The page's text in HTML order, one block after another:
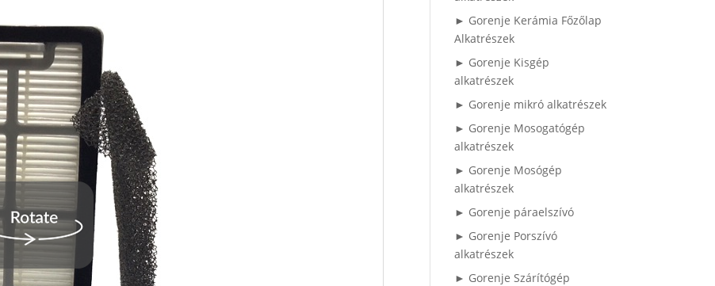
► Gorenje Kerámia Főzőlap
Alkatrészek
► Gorenje Kisgép
alkatrészek
► Gorenje mikró alkatrészek
► Gorenje Mosogatógép
alkatrészek
► Gorenje Mosógép
alkatrészek
► Gorenje páraelszívó
► Gorenje Porszívó
alkatrészek
► Gorenje Szárítógép